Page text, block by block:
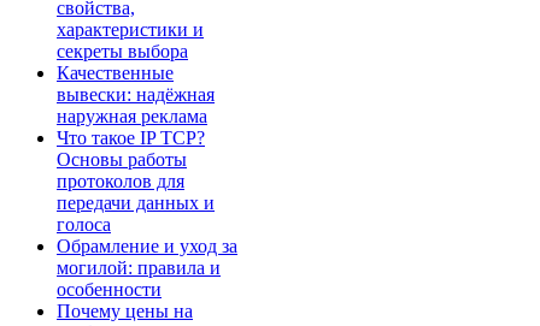
свойства,
характеристики и
секреты выбора
Качественные
вывески: надёжная
наружная реклама
Что такое IP TCP?
Основы работы
протоколов для
передачи данных и
голоса
Обрамление и уход за
могилой: правила и
особенности
Почему цены на